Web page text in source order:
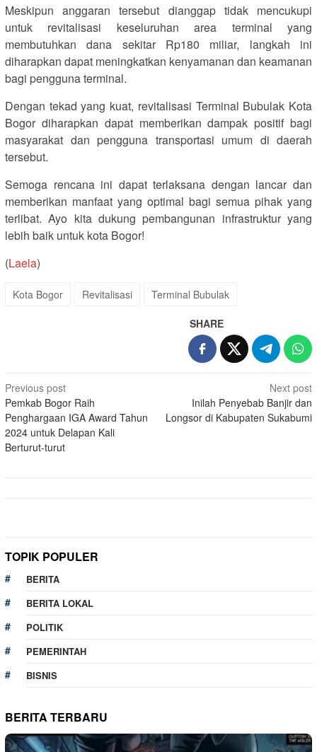
Meskipun anggaran tersebut dianggap tidak mencukupi
untuk revitalisasi keseluruhan area terminal yang
membutuhkan dana sekitar Rp180 miliar, langkah ini
diharapkan dapat meningkatkan kenyamanan dan keamanan
bagi pengguna terminal.
Dengan tekad yang kuat, revitalisasi Terminal Bubulak Kota
Bogor diharapkan dapat memberikan dampak positif bagi
masyarakat dan pengguna transportasi umum di daerah
tersebut.
Semoga rencana ini dapat terlaksana dengan lancar dan
memberikan manfaat yang optimal bagi semua pihak yang
terlibat. Ayo kita dukung pembangunan infrastruktur yang
lebih baik untuk kota Bogor!
(Laela)
Kota Bogor Revitalisasi Terminal Bubulak
SHARE
Post
navigation
Previous post
Pemkab Bogor Raih
Penghargaan IGA Award Tahun
2024 untuk Delapan Kali
Berturut-turut
Next post
Inilah Penyebab Banjir dan
Longsor di Kabupaten Sukabumi
TOPIK POPULER
BERITA
BERITA LOKAL
POLITIK
PEMERINTAH
BISNIS
BERITA TERBARU